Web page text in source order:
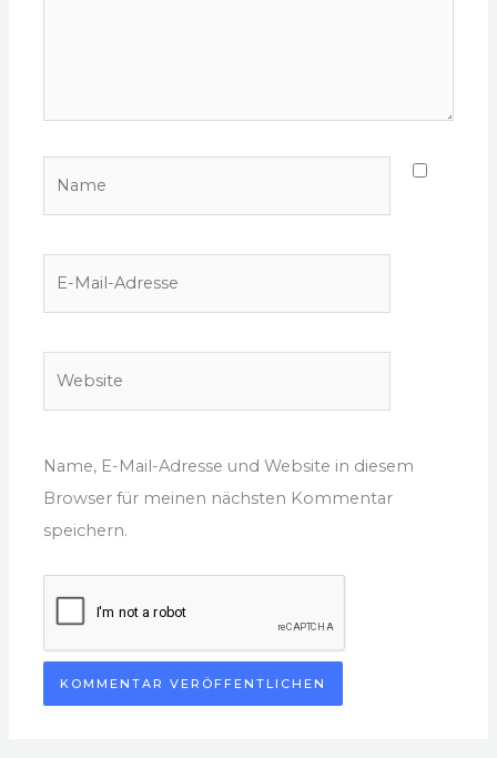
Name, E-Mail-Adresse und Website in diesem
Browser für meinen nächsten Kommentar
speichern.